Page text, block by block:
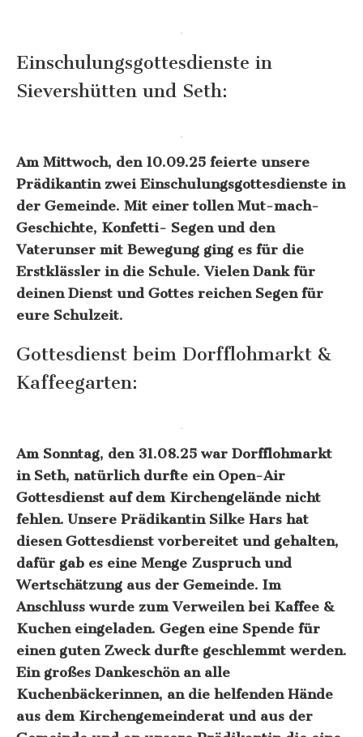
Einschulungsgottesdienste in
Sievershütten und Seth:
Am Mittwoch, den 10.09.25 feierte unsere
Prädikantin zwei Einschulungsgottesdienste in
der Gemeinde. Mit einer tollen Mut-mach-
Geschichte, Konfetti- Segen und den
Vaterunser mit Bewegung ging es für die
Erstklässler in die Schule. Vielen Dank für
deinen Dienst und Gottes reichen Segen für
eure Schulzeit.
Gottesdienst beim Dorfflohmarkt &
Kaffeegarten:
Am Sonntag, den 31.08.25 war Dorfflohmarkt
in Seth, natürlich durfte ein Open-Air
Gottesdienst auf dem Kirchengelände nicht
fehlen. Unsere Prädikantin Silke Hars hat
diesen Gottesdienst vorbereitet und gehalten,
dafür gab es eine Menge Zuspruch und
Wertschätzung aus der Gemeinde. Im
Anschluss wurde zum Verweilen bei Kaffee &
Kuchen eingeladen. Gegen eine Spende für
einen guten Zweck durfte geschlemmt werden.
Ein großes Dankeschön an alle
Kuchenbäckerinnen, an die helfenden Hände
aus dem Kirchengemeinderat und aus der